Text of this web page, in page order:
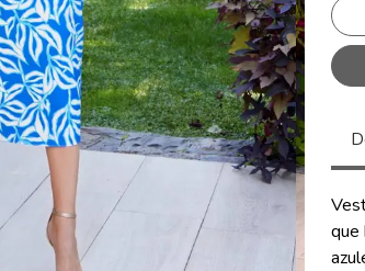
que